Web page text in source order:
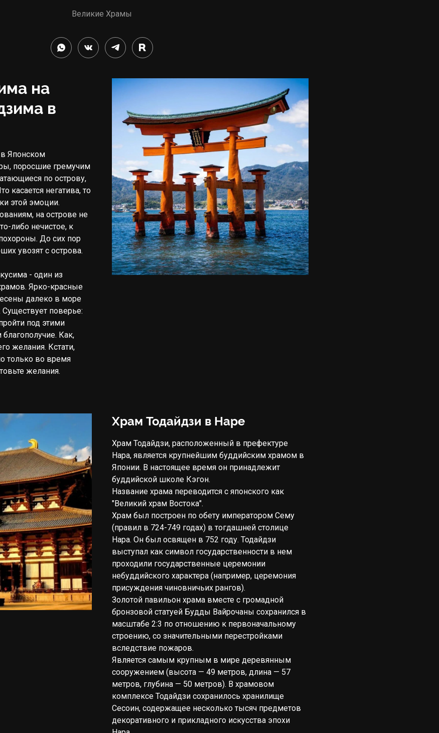
Великие Храмы
на
в
Японском
поросшие гремучим
по острову,
касается негатива, то
этой эмоции.
на острове не
либо нечистое, к
До сих пор
увозят с острова.
- один из
Ярко-красные
далеко в море
поверье:
под этими
благополучие. Как,
желания. Кстати,
только во время
желания.
Храм Тодайдзи в Наре
Храм Тодайдзи, расположенный в префектуре
Нара, является крупнейшим буддийским храмом в
Японии. В настоящее время он принадлежит
буддийской школе Кэгон.
Название храма переводится с японского как
"Великий храм Востока".
Храм был построен по обету императором Сему
(правил в 724-749 годах) в тогдашней столице
Нара. Он был освящен в 752 году. Тодайдзи
выступал как символ государственности в нем
проходили государственные церемонии
небуддийского характера (например, церемония
присуждения чиновничьих рангов).
Золотой павильон храма вместе с громадной
бронзовой статуей Будды Вайрочаны сохранился в
масштабе 2:3 по отношению к первоначальному
строению, со значительными перестройками
вследствие пожаров.
Является самым крупным в мире деревянным
сооружением (высота — 49 метров, длина — 57
метров, глубина — 50 метров). В храмовом
комплексе Тодайдзи сохранилось хранилище
Сесоин, содержащее несколько тысяч предметов
декоративного и прикладного искусства эпохи